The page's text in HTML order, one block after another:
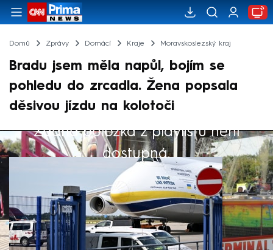
Domů Zprávy Domácí Kraje Moravskoslezský kraj
Bradu jsem měla napůl, bojím se
pohledu do zrcadla. Žena popsala
děsivou jízdu na kolotoči
Žádná položka z playlistu není
dostupná.
Výběr redakce